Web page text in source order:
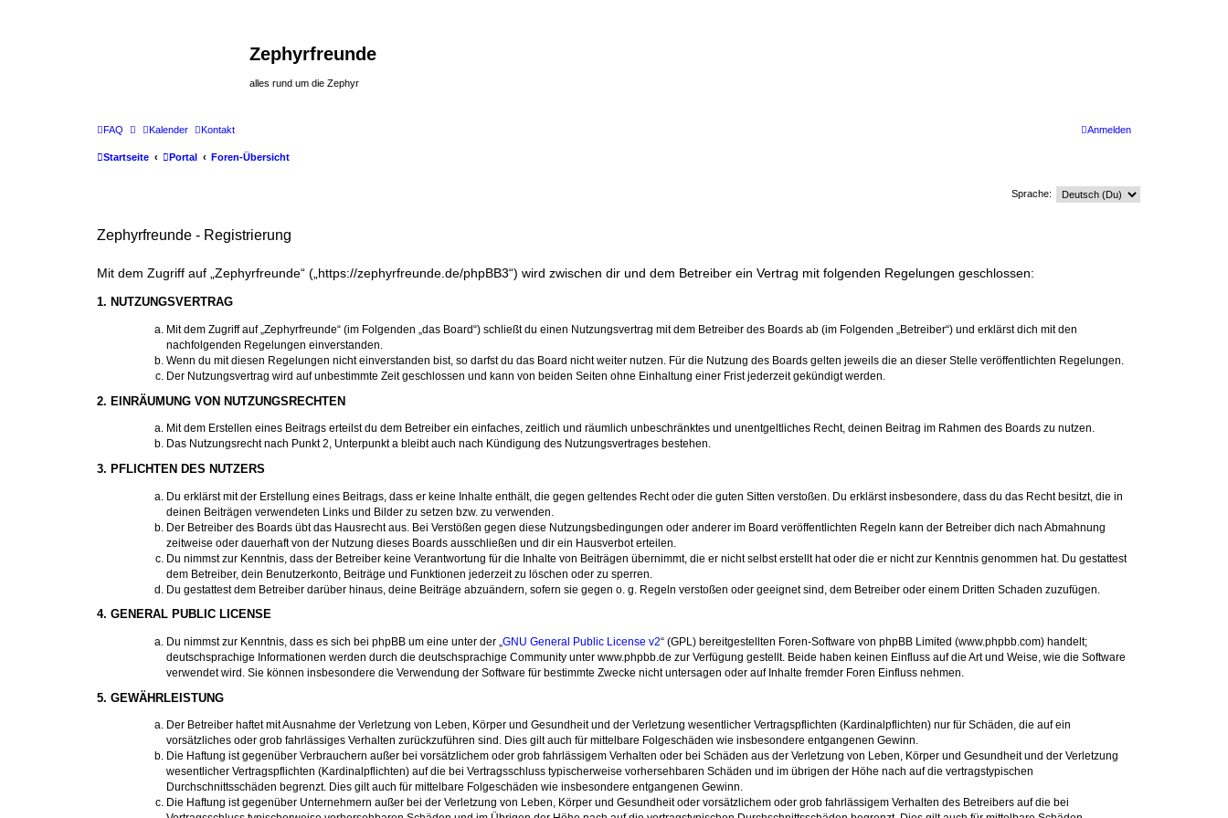
Zephyrfreunde
alles rund um die Zephyr
FAQ Kalender Kontakt Anmelden
Startseite Portal Foren-Übersicht
Sprache:
Zephyrfreunde - Registrierung
Mit dem Zugriff auf „Zephyrfreunde“ („https://zephyrfreunde.de/phpBB3“) wird zwischen dir und dem Betreiber ein Vertrag mit folgenden Regelungen geschlossen:
1. NUTZUNGSVERTRAG
Mit dem Zugriff auf „Zephyrfreunde“ (im Folgenden „das Board“) schließt du einen Nutzungsvertrag mit dem Betreiber des Boards ab (im Folgenden „Betreiber“) und erklärst dich mit den
nachfolgenden Regelungen einverstanden.
Wenn du mit diesen Regelungen nicht einverstanden bist, so darfst du das Board nicht weiter nutzen. Für die Nutzung des Boards gelten jeweils die an dieser Stelle veröffentlichten Regelungen.
Der Nutzungsvertrag wird auf unbestimmte Zeit geschlossen und kann von beiden Seiten ohne Einhaltung einer Frist jederzeit gekündigt werden.
2. EINRÄUMUNG VON NUTZUNGSRECHTEN
Mit dem Erstellen eines Beitrags erteilst du dem Betreiber ein einfaches, zeitlich und räumlich unbeschränktes und unentgeltliches Recht, deinen Beitrag im Rahmen des Boards zu nutzen.
Das Nutzungsrecht nach Punkt 2, Unterpunkt a bleibt auch nach Kündigung des Nutzungsvertrages bestehen.
3. PFLICHTEN DES NUTZERS
Du erklärst mit der Erstellung eines Beitrags, dass er keine Inhalte enthält, die gegen geltendes Recht oder die guten Sitten verstoßen. Du erklärst insbesondere, dass du das Recht besitzt, die in
deinen Beiträgen verwendeten Links und Bilder zu setzen bzw. zu verwenden.
Der Betreiber des Boards übt das Hausrecht aus. Bei Verstößen gegen diese Nutzungsbedingungen oder anderer im Board veröffentlichten Regeln kann der Betreiber dich nach Abmahnung
zeitweise oder dauerhaft von der Nutzung dieses Boards ausschließen und dir ein Hausverbot erteilen.
Du nimmst zur Kenntnis, dass der Betreiber keine Verantwortung für die Inhalte von Beiträgen übernimmt, die er nicht selbst erstellt hat oder die er nicht zur Kenntnis genommen hat. Du gestattest
dem Betreiber, dein Benutzerkonto, Beiträge und Funktionen jederzeit zu löschen oder zu sperren.
Du gestattest dem Betreiber darüber hinaus, deine Beiträge abzuändern, sofern sie gegen o. g. Regeln verstoßen oder geeignet sind, dem Betreiber oder einem Dritten Schaden zuzufügen.
4. GENERAL PUBLIC LICENSE
Du nimmst zur Kenntnis, dass es sich bei phpBB um eine unter der „GNU General Public License v2“ (GPL) bereitgestellten Foren-Software von phpBB Limited (www.phpbb.com) handelt;
deutschsprachige Informationen werden durch die deutschsprachige Community unter www.phpbb.de zur Verfügung gestellt. Beide haben keinen Einfluss auf die Art und Weise, wie die Software
verwendet wird. Sie können insbesondere die Verwendung der Software für bestimmte Zwecke nicht untersagen oder auf Inhalte fremder Foren Einfluss nehmen.
5. GEWÄHRLEISTUNG
Der Betreiber haftet mit Ausnahme der Verletzung von Leben, Körper und Gesundheit und der Verletzung wesentlicher Vertragspflichten (Kardinalpflichten) nur für Schäden, die auf ein
vorsätzliches oder grob fahrlässiges Verhalten zurückzuführen sind. Dies gilt auch für mittelbare Folgeschäden wie insbesondere entgangenen Gewinn.
Die Haftung ist gegenüber Verbrauchern außer bei vorsätzlichem oder grob fahrlässigem Verhalten oder bei Schäden aus der Verletzung von Leben, Körper und Gesundheit und der Verletzung
wesentlicher Vertragspflichten (Kardinalpflichten) auf die bei Vertragsschluss typischerweise vorhersehbaren Schäden und im übrigen der Höhe nach auf die vertragstypischen
Durchschnittsschäden begrenzt. Dies gilt auch für mittelbare Folgeschäden wie insbesondere entgangenen Gewinn.
Die Haftung ist gegenüber Unternehmern außer bei der Verletzung von Leben, Körper und Gesundheit oder vorsätzlichem oder grob fahrlässigem Verhalten des Betreibers auf die bei